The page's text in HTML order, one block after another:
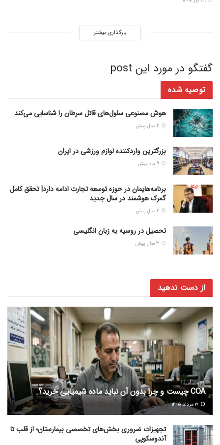
بارگذاری بیشتر
گفتگو در مورد این post
توصیه شده
هوش مصنوعی سلول‌های قاتل سرطان را شناسایی می‌کند
بزرگترین واردکننده لوازم ورزشی در ایران
برنامه‌هایمان در حوزه توسعه تجارت ادامه دارد| تحقق کامل
گمرک هوشمند در سال جدید
تحصیل در روسیه به زبان انگلیسی
از دست ندهید
COA چیست و چرا بدون آن نباید ماده شیمیایی خرید؟
تجهیزات ضروری بخش‌های تخصصی بیمارستان؛ از قلب تا
آندوسکوپی